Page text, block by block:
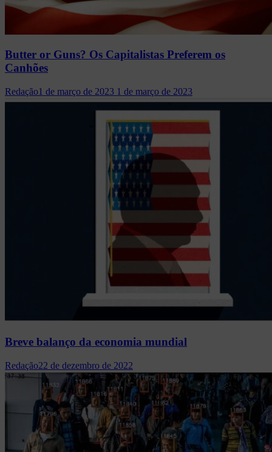
Butter or Guns? Os Capitalistas Preferem os
Canhões
Redação1 de março de 2023 1 de março de 2023
Breve balanço da economia mundial
Redação22 de dezembro de 2022